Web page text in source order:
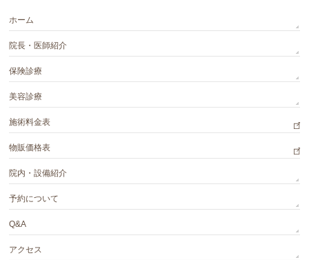
ホーム
院長・医師紹介
保険診療
美容診療
施術料金表
物販価格表
院内・設備紹介
予約について
Q&A
アクセス